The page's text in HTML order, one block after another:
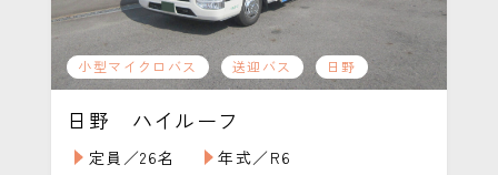
小型マイクロバス 送迎バス 日野
日野 ハイルーフ
定員／26名
年式／R6